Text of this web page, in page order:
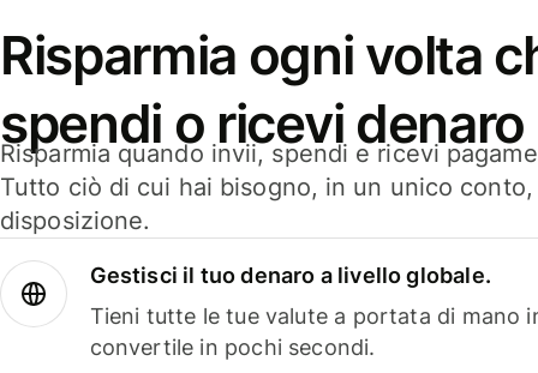
Risparmia ogni volta
spendi o ricevi denaro
Risparmia quando invii, spendi e ricevi
Tutto ciò di cui hai bisogno, in un unico
disposizione.
Gestisci il tuo denaro a livello globale.
Tieni tutte le tue valute a portata di mano
convertile in pochi secondi.